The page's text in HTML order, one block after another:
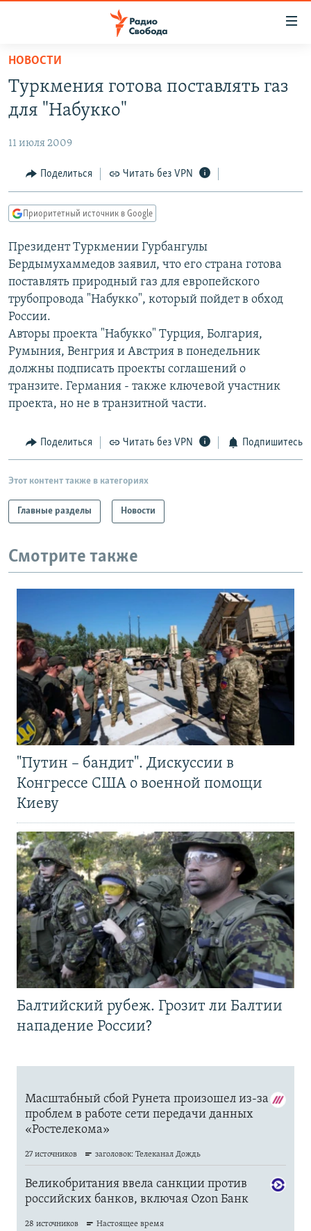
упрощенного
доступа
Вернуться
основному
Вернутся
главной
навигации
Вернутся
поиску
ПОДКАСТЫ
АВТОРСКИЕ ПРОЕКТЫ
ЦИТАТЫ СВОБОДЫ
МНЕНИЯ
IDEL.РЕАЛИИ
КАВКАЗ.РЕАЛИИ
СЕВЕР.РЕАЛИИ
СИБИРЬ.РЕАЛИИ
РАСПИСАНИЕ ВЕЩАНИЯ
ПОДПИШИТЕСЬ НА РАССЫЛКУ
СОЦИАЛЬНЫЕ СЕТИ
Все сайты РСЕ/РС
НОВОСТИ
Туркмения готова поставлять газ
для "Набукко"
11 июля 2009
Поделиться Читать без VPN
Приоритетный источник в Google
Президент Туркмении Гурбангулы
Бердымухаммедов заявил, что его страна готова
поставлять природный газ для европейского
трубопровода "Набукко", который пойдет в обход
России.
Авторы проекта "Набукко" Турция, Болгария,
Румыния, Венгрия и Австрия в понедельник
должны подписать проекты соглашений о
транзите. Германия - также ключевой участник
проекта, но не в транзитной части.
Поделиться Читать без VPN Подпишитесь
Этот контент также в категориях
Главные разделы Новости
Смотрите также
"Путин – бандит". Дискуссии в
Конгрессе США о военной помощи
Киеву
Балтийский рубеж. Грозит ли Балтии
нападение России?